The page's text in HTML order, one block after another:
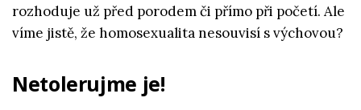
rozhoduje už před porodem či přímo při početí. Ale
víme jistě, že homosexualita nesouvisí s výchovou?
Netolerujme je!